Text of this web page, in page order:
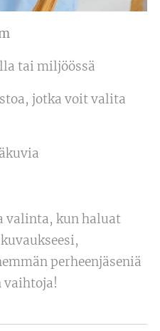
tai miljöössä
jotka voit valita
valinta, kun haluat
perheenjäseniä
vaihtoja!